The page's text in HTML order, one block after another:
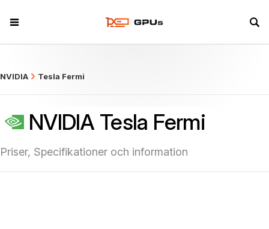
NVIDIA Tesla Fermi
NVIDIA Tesla Fermi
Priser, Specifikationer och information